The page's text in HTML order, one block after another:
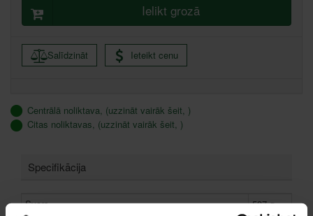
Ielikt grozā
Salīdzināt Ieteikt cenu
Centrālā noliktava, (uzzināt vairāk šeit, )
Citas noliktavas, (uzzināt vairāk šeit, )
Specifikācija
Svars
537 g